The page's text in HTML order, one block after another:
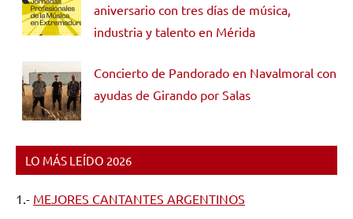
aniversario con tres días de música,
industria y talento en Mérida
Concierto de Pandorado en Navalmoral con
ayudas de Girando por Salas
LO MÁS LEÍDO 2026
1.- MEJORES CANTANTES ARGENTINOS